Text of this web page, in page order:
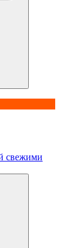
свежими